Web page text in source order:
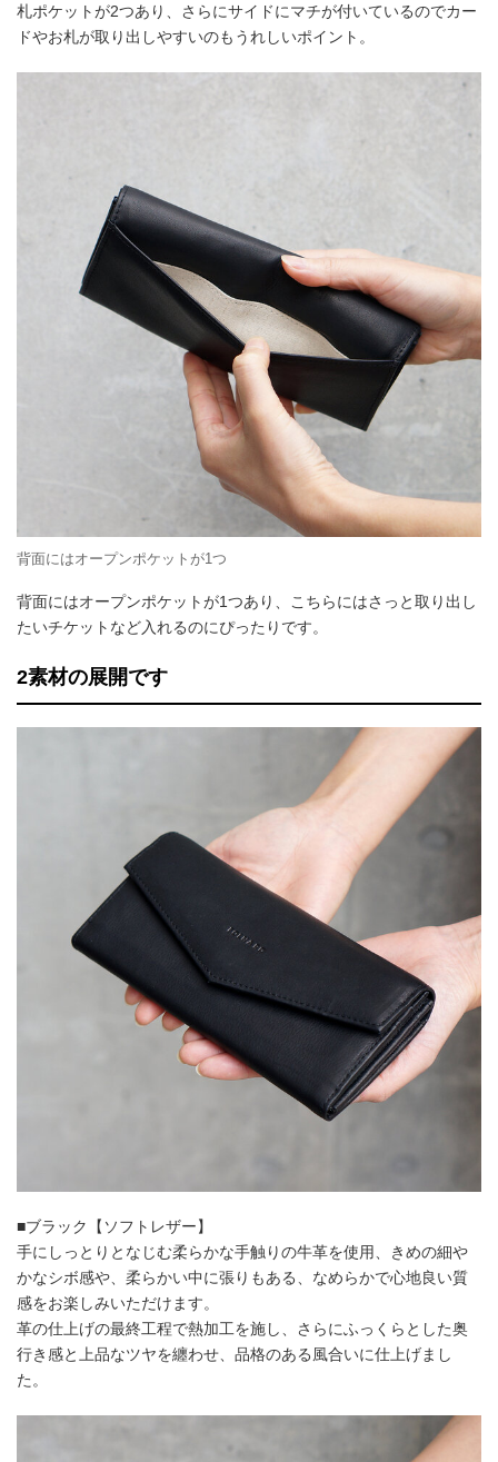
札ポケットが2つあり、さらにサイドにマチが付いているのでカー
ドやお札が取り出しやすいのもうれしいポイント。
背面にはオープンポケットが1つ
背面にはオープンポケットが1つあり、こちらにはさっと取り出し
たいチケットなど入れるのにぴったりです。
2素材の展開です
■ブラック【ソフトレザー】
手にしっとりとなじむ柔らかな手触りの牛革を使用、きめの細や
かなシボ感や、柔らかい中に張りもある、なめらかで心地良い質
感をお楽しみいただけます。
革の仕上げの最終工程で熱加工を施し、さらにふっくらとした奥
行き感と上品なツヤを纏わせ、品格のある風合いに仕上げまし
た。